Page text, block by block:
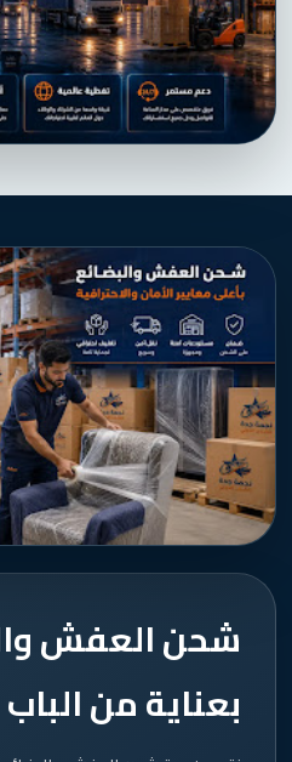
شحن العفش
بعناية من